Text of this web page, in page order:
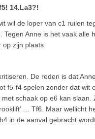
14.La3?!
wil de loper van c1 ruilen
Anne is het vaak alle
zijn plaats.
De reden is dat
f5-f4 spelen zonder dat
schaak op e6 kan
… Tf6. Maar wellicht
in de aanval gebracht